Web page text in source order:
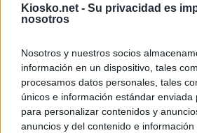
Kiosko.net - Su privacidad es
nosotros
Nosotros y nuestros socios
información en un dispositivo, tales
procesamos datos personales, tales
únicos e información estándar enviada
para personalizar contenidos y
anuncios y del contenido e